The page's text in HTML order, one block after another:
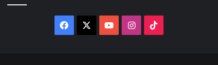
Facebook YouTubeInstagram